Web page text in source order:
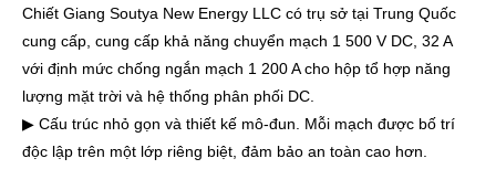
Chiết Giang Soutya New Energy LLC có trụ sở tại Trung Quốc
cung cấp, cung cấp khả năng chuyển mạch 1 500 V DC, 32 A
với định mức chống ngắn mạch 1 200 A cho hộp tổ hợp năng
lượng mặt trời và hệ thống phân phối DC.
▶ Cấu trúc nhỏ gọn và thiết kế mô-đun. Mỗi mạch được bố trí
độc lập trên một lớp riêng biệt, đảm bảo an toàn cao hơn.